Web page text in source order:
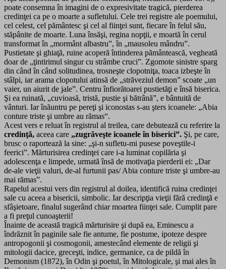
poate consemna în imagini de o expresivitate tragică, pierderea
credinţei ca pe o moarte a sufletului. Cele trei registre ale poemului,
cel celest, cel pământesc şi cel al fiinţei sunt, fiecare în felul său,
stăpânite de moarte. Luna însăşi, regina nopţii, e moartă în cerul
transformat în „mormânt albastru”, în „mausoleu mândru”.
Pustietate şi ghiaţă, ruine acoperă întinderea pământească, vegheată
doar de „ţintirimul singur cu strâmbe cruci”. Zgomote sinistre sparg
din când în când solitudinea, trosneşte clopotniţa, toaca izbeşte în
stâlpi, iar arama clopotului atinsă de „străveziul demon” scoate „un
vaier, un aiurit de jale”. Centru înfiorătoarei pustietăţi e însă biserica.
Şi ea ruinată, „cuvioasă, tristă, pustie şi bătrână”, e bântuită de
vânturi. Iar înăuntru pe pereţi şi iconostas s-au şters icoanele: „Abia
conture triste şi umbre au rămas“.
Acest vers e reluat în registrul al treilea, care debutează cu referire la
credinţă, aceea care „zugrăveşte icoanele în biserici”. Şi, pe care,
brusc o raportează la sine: „şi-n sufletu-mi pusese poveştile-i
feerici”. Mărturisirea credinţei care i-a luminat copilăria şi
adolescenţa e limpede, urmată însă de motivaţia pierderii ei: „Dar
de-ale vieţii valuri, de-al furtunii pas/ Abia conture triste şi umbre-au
mai rămas”.
Rapelul acestui vers din registrul al doilea, identifică ruina credinţei
sale cu aceea a bisericii, simbolic. Iar descripţia vieţii fără credinţă e
sfâşietoare, finalul sugerând chiar moartea fiinţei sale. Cumplit pare
a fi preţul cunoaşterii!
Înainte de această tragică mărturisire şi după ea, Eminescu a
îndrăznit în paginile sale fie antume, fie postume, ipoteze despre
antropogonii şi cosmogonii, amestecând elemente de religii şi
mitologii dacice, greceşti, indice, germanice, ca de pildă în
Demonism (1872), în Odin şi poetul, în Mitologicale, şi mai ales în